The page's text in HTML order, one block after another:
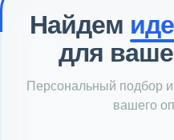
Найдем
для
Персональный подбор
вашего